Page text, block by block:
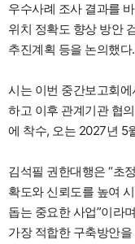
우수사례 조사 결과를
위치 정확도 향상 방안
추진계획 등을 논의했다.
시는 이번 중간보고회
하고 이후 관계기관 협
에 착수, 오는 2027년 5
김석필 권한대행은 “초
확도와 신뢰도를 높여
돕는 중요한 사업”이라
가장 적합한 구축방안